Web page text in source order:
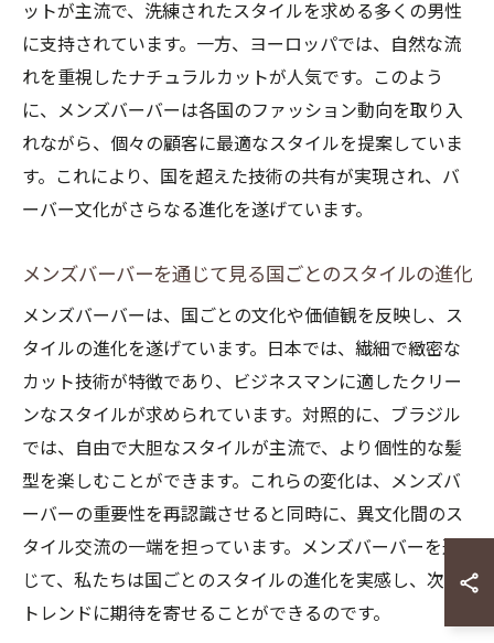
ットが主流で、洗練されたスタイルを求める多くの男性
に支持されています。一方、ヨーロッパでは、自然な流
れを重視したナチュラルカットが人気です。このよう
に、メンズバーバーは各国のファッション動向を取り入
れながら、個々の顧客に最適なスタイルを提案していま
す。これにより、国を超えた技術の共有が実現され、バ
ーバー文化がさらなる進化を遂げています。
メンズバーバーを通じて見る国ごとのスタイルの進化
メンズバーバーは、国ごとの文化や価値観を反映し、ス
タイルの進化を遂げています。日本では、繊細で緻密な
カット技術が特徴であり、ビジネスマンに適したクリー
ンなスタイルが求められています。対照的に、ブラジル
では、自由で大胆なスタイルが主流で、より個性的な髪
型を楽しむことができます。これらの変化は、メンズバ
ーバーの重要性を再認識させると同時に、異文化間のス
タイル交流の一端を担っています。メンズバーバーを通
じて、私たちは国ごとのスタイルの進化を実感し、次の
トレンドに期待を寄せることができるのです。